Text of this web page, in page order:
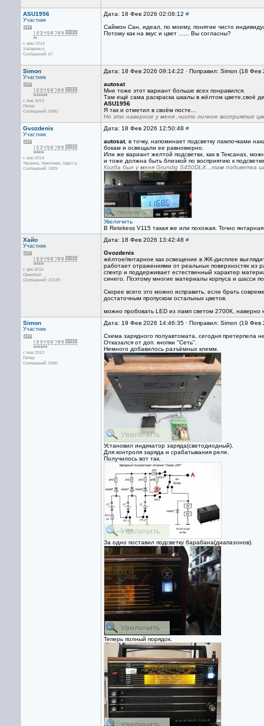
ASU1956
Участник
с июн 2014
Хабаровск
Сообщений: 67
Дата: 18 Фев 2026 02:08:12 #
Саймон Сан, идеал, по моему, понятие чисто
Потому как на вкус и цвет ...... Вы согласны?
Simon
Участник
с янв 2013
Питер
Сообщений: 5580
Дата: 18 Фев 2026 09:14:22 · Поправил: Simon (18
autosat
Мне тоже этот вариант больше всех понравился.
Там ещё сама раскраска шкалы в жёлтом цвете,своё
ASU1956
Я так и отметил в своём посте...
Но это наверное у меня ,чисто личное восприятие
Gvozdenis
Участник
с апр 2014
Украина, Николаев, Одесса
Сообщений: 1825
Дата: 18 Фев 2026 12:50:48 #
autosat, в точку, напоминает подсветку лампочками
бокам и освещали ее равномерно.
Или же вариант желтой подсветки, как в Тексанах,
и тоже должна быть близкой по восприятию к
Когда был у меня Grundig S450DLX...там подсветка
Увеличить
В Retekess V115 такая же или похожая. Точно
Хайо
Участник
с дек 2015
Оренбург
Сообщений: 21539
Дата: 18 Фев 2026 13:42:48 #
Gvozdenis
жёлтое/янтарное как освещение в ЖК-дисплее
работает отражениями от реальных поверхностях
спектр и поддерживает естественный характер
синего. Поэтому многие материалы корпуса и шасси
Скорее всего это можно исправить, если брать
достаточным пропуском остальных цветов.
можно пробовать LED из ламп светом 2700К, наверно
Simon
Участник
с янв 2013
Питер
Сообщений: 5580
Дата: 19 Фев 2026 14:46:35 · Поправил: Simon (19
Схема зарядного полуавтомата, сегодня претерпела
Отказался от доп. кнопки "Сеть".
Немного добавилось разъёмных клемм.
Установил индикатор заряда(светодиодный).
Для контроля заряда и срабатывания реле.
Получилось вот так.
За одно поставил подсветку барабана(диапазонов).
Теперь полный порядок.